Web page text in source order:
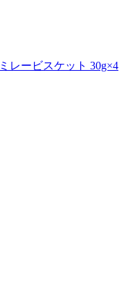
レービスケット 30g×4